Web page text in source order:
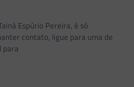
Espúrio Pereira, é só
contato, ligue para uma de
para